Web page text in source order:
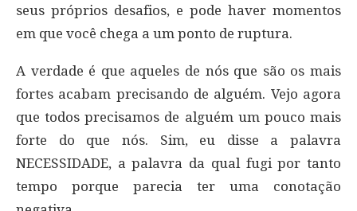
seus próprios desafios, e pode haver momentos
em que você chega a um ponto de ruptura.
A verdade é que aqueles de nós que são os mais
fortes acabam precisando de alguém. Vejo agora
que todos precisamos de alguém um pouco mais
forte do que nós. Sim, eu disse a palavra
NECESSIDADE, a palavra da qual fugi por tanto
tempo porque parecia ter uma conotação